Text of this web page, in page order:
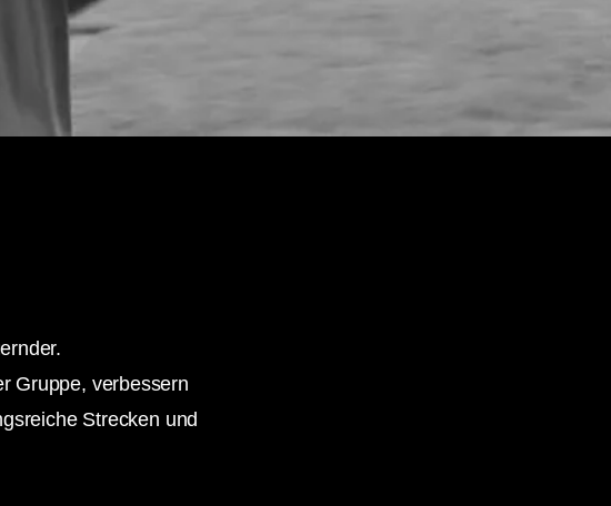
Gruppe, verbessern
Strecken und